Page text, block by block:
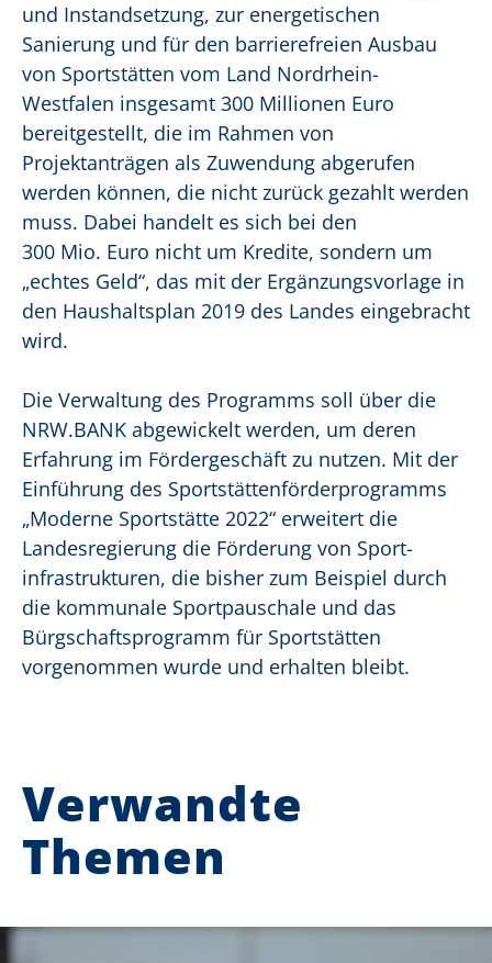
und Instandsetzung, zur energetischen
Sanierung und für den barrierefreien Ausbau
von Sportstätten vom Land Nordrhein-
Westfalen insgesamt 300 Millionen Euro
bereitgestellt, die im Rahmen von
Projektanträgen als Zuwendung abgerufen
werden können, die nicht zurück gezahlt werden
muss. Dabei handelt es sich bei den
300 Mio. Euro nicht um Kredite, sondern um
„echtes Geld“, das mit der Ergänzungsvorlage in
den Haushaltsplan 2019 des Landes eingebracht
wird.
Die Verwaltung des Programms soll über die
NRW.BANK abgewickelt werden, um deren
Erfahrung im Fördergeschäft zu nutzen. Mit der
Einführung des Sportstättenförderprogramms
„Moderne Sportstätte 2022“ erweitert die
Landesregierung die Förderung von Sport-
infrastrukturen, die bisher zum Beispiel durch
die kommunale Sportpauschale und das
Bürgschaftsprogramm für Sportstätten
vorgenommen wurde und erhalten bleibt.
Verwandte
Themen